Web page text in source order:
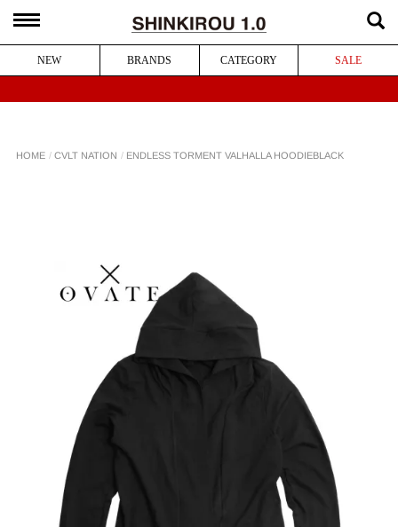
NEW BRANDS CATEGORY SALE
HOME CVLT NATION ENDLESS TORMENT VALHALLA HOODIEBLACK